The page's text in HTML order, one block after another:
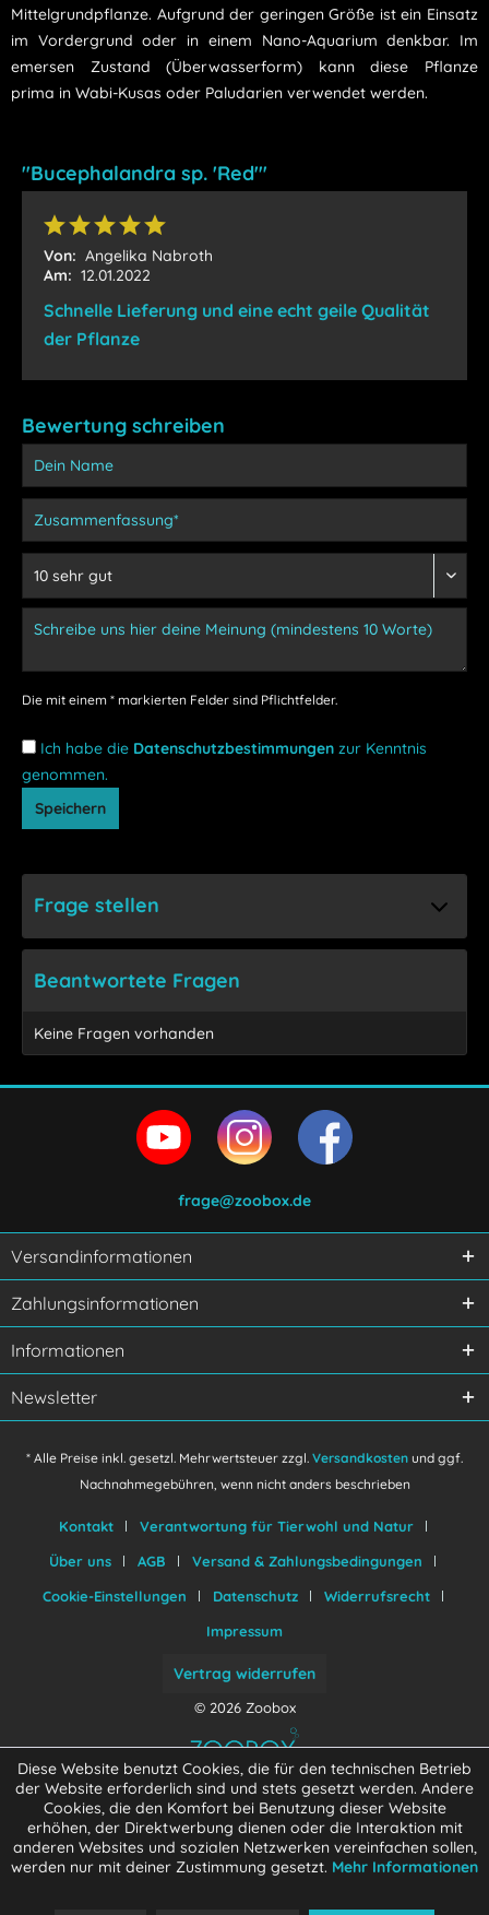
Mittelgrundpflanze. Aufgrund der geringen Größe ist ein Einsatz
im Vordergrund oder in einem Nano-Aquarium denkbar. Im
emersen Zustand (Überwasserform) kann diese Pflanze
prima in Wabi-Kusas oder Paludarien verwendet werden.
"Bucephalandra sp. 'Red'"
Von: Angelika Nabroth
Am: 12.01.2022
Schnelle Lieferung und eine echt geile Qualität
der Pflanze
Bewertung schreiben
Die mit einem * markierten Felder sind Pflichtfelder.
Ich habe die Datenschutzbestimmungen zur Kenntnis
genommen.
Speichern
Frage stellen
Ich habe die
verstanden und stimme zu.
Mit * gekennzeichnete Felder sind Pflichtfelder.
Senden
Beantwortete Fragen
Keine Fragen vorhanden
frage@zoobox.de
Versandinformationen
Zahlungsinformationen
Informationen
Newsletter
* Alle Preise inkl. gesetzl. Mehrwertsteuer zzgl. Versandkosten und ggf.
Nachnahmegebühren, wenn nicht anders beschrieben
Kontakt
Verantwortung für Tierwohl und Natur
Über uns
AGB
Versand & Zahlungsbedingungen
Cookie-Einstellungen
Datenschutz
Widerrufsrecht
Impressum
Vertrag widerrufen
© 2026 Zoobox
Diese Website benutzt Cookies, die für den technischen Betrieb
der Website erforderlich sind und stets gesetzt werden. Andere
Cookies, die den Komfort bei Benutzung dieser Website
erhöhen, der Direktwerbung dienen oder die Interaktion mit
anderen Websites und sozialen Netzwerken vereinfachen sollen,
werden nur mit deiner Zustimmung gesetzt. Mehr Informationen